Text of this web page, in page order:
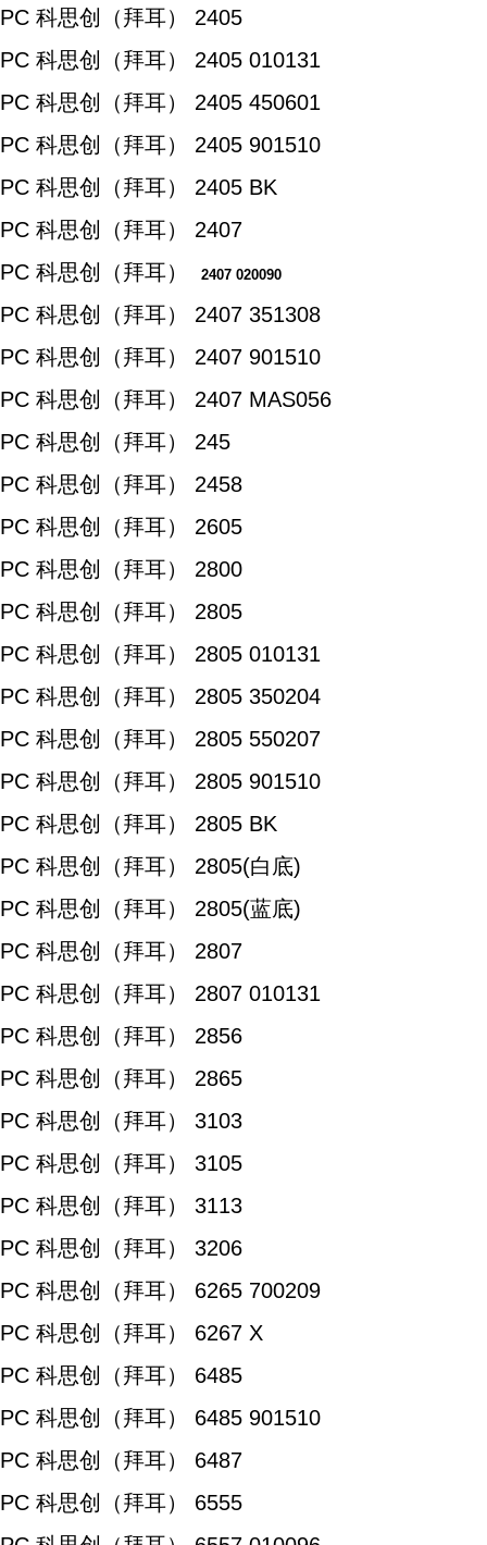
PC 科思创（拜耳） 2405
PC 科思创（拜耳） 2405 010131
PC 科思创（拜耳） 2405 450601
PC 科思创（拜耳） 2405 901510
PC 科思创（拜耳） 2405 BK
PC 科思创（拜耳） 2407
PC 科思创（拜耳）
2407 020090
PC 科思创（拜耳） 2407 351308
PC 科思创（拜耳） 2407 901510
PC 科思创（拜耳） 2407 MAS056
PC 科思创（拜耳） 245
PC 科思创（拜耳） 2458
PC 科思创（拜耳） 2605
PC 科思创（拜耳） 2800
PC 科思创（拜耳） 2805
PC 科思创（拜耳） 2805 010131
PC 科思创（拜耳） 2805 350204
PC 科思创（拜耳） 2805 550207
PC 科思创（拜耳） 2805 901510
PC 科思创（拜耳） 2805 BK
PC 科思创（拜耳） 2805(白底)
PC 科思创（拜耳） 2805(蓝底)
PC 科思创（拜耳） 2807
PC 科思创（拜耳） 2807 010131
PC 科思创（拜耳） 2856
PC 科思创（拜耳） 2865
PC 科思创（拜耳） 3103
PC 科思创（拜耳） 3105
PC 科思创（拜耳） 3113
PC 科思创（拜耳） 3206
PC 科思创（拜耳） 6265 700209
PC 科思创（拜耳） 6267 X
PC 科思创（拜耳） 6485
PC 科思创（拜耳） 6485 901510
PC 科思创（拜耳） 6487
PC 科思创（拜耳） 6555